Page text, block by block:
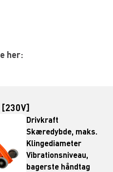
her:
[230V]
Drivkraft
Skæredybde, maks.
Klingediameter
Vibrationsniveau,
bagerste håndtag